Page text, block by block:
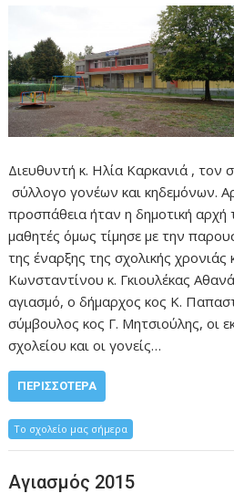
Διευθυντή κ. Ηλία Καρκανιά , τον
σύλλογο γονέων και κηδεμόνων.
προσπάθεια ήταν η δημοτική αρχή
μαθητές όμως τίμησε με την
της έναρξης της σχολικής χρονιάς
Κωνσταντίνου κ. Γκιουλέκας
αγιασμό, ο δήμαρχος κος Κ.
σύμβουλος κος Γ. Μητσιούλης, οι
σχολείου και οι γονείς…
ΠΕΡΙΣΣΌΤΕΡΑ
To σχολείο μας σήμερα
Αγιασμός 2015